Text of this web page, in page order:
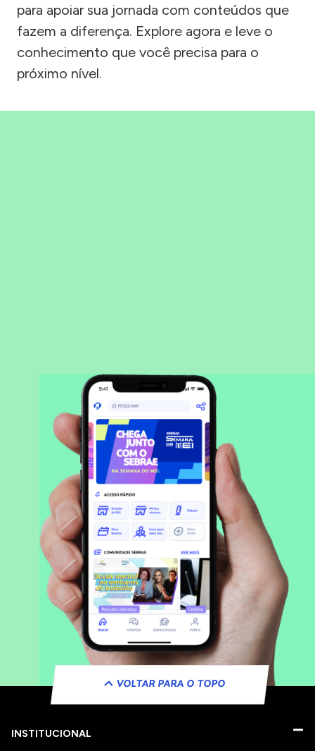
para apoiar sua jornada com conteúdos que
fazem a diferença. Explore agora e leve o
conhecimento que você precisa para o
próximo nível.
VOLTAR PARA O TOPO
INSTITUCIONAL